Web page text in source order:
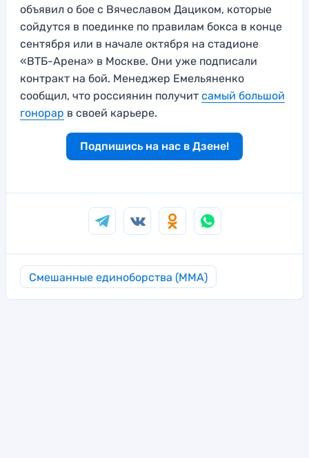
объявил о бое с Вячеславом Дациком, которые
сойдутся в поединке по правилам бокса в конце
сентября или в начале октября на стадионе
«ВТБ-Арена» в Москве. Они уже подписали
контракт на бой. Менеджер Емельяненко
сообщил, что россиянин получит самый большой
гонорар в своей карьере.
Подпишись на нас в Дзене!
Смешанные единоборства (MMA)